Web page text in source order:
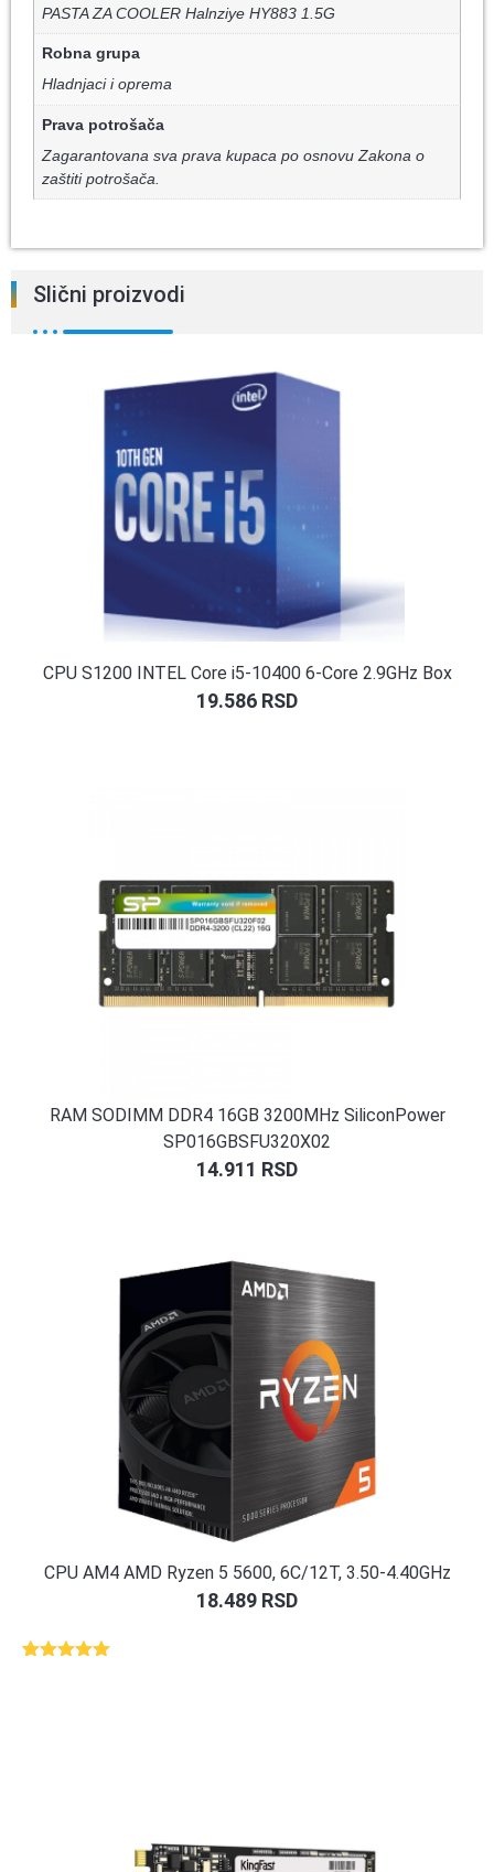
PASTA ZA COOLER Halnziye HY883 1.5G
Robna grupa
Hladnjaci i oprema
Prava potrošača
Zagarantovana sva prava kupaca po osnovu Zakona o
zaštiti potrošača.
Slični proizvodi
CPU S1200 INTEL Core i5-10400 6-Core 2.9GHz Box
19.586 RSD
RAM SODIMM DDR4 16GB 3200MHz SiliconPower
SP016GBSFU320X02
14.911 RSD
CPU AM4 AMD Ryzen 5 5600, 6C/12T, 3.50-4.40GHz
18.489 RSD